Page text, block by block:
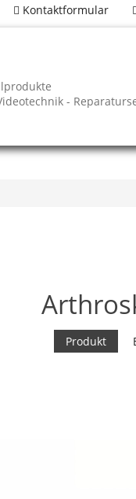
Kontaktformular
-
Produkt